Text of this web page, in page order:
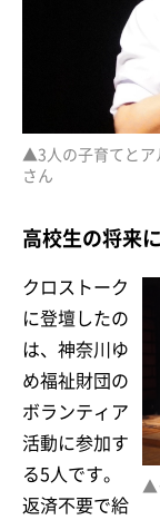
▲3人の子育てとア
さん
高校生の将来
▲
クロストーク
に登壇したの
は、神奈川ゆ
め福祉財団の
ボランティア
活動に参加す
る5人です。
返済不要で給